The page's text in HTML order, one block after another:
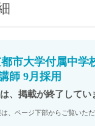
市大学付属中学
師 9月採用
、掲載が終了してい
、ページ下部からご覧いただ